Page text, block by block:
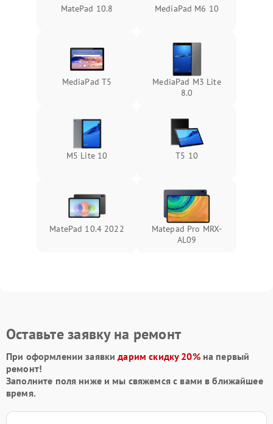
MatePad 10.8 MediaPad M6 10
MediaPad T5
MediaPad M3 Lite
8.0
M5 Lite 10 T5 10
MatePad 10.4 2022
Matepad Pro MRX-
AL09
Оставьте заявку на ремонт
При оформлении заявкидарим скидку 20%на первый
ремонт!
Заполните поля ниже и мы свяжемся с вами в ближайшее
время.